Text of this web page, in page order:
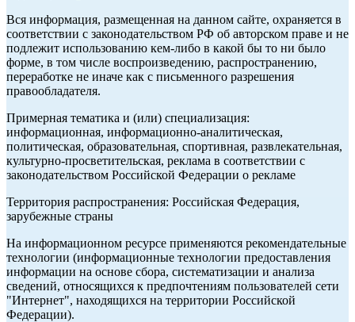
Вся информация, размещенная на данном сайте, охраняется в
соответствии с законодательством РФ об авторском праве и не
подлежит использованию кем-либо в какой бы то ни было
форме, в том числе воспроизведению, распространению,
переработке не иначе как с письменного разрешения
правообладателя.
Примерная тематика и (или) специализация:
информационная, информационно-аналитическая,
политическая, образовательная, спортивная, развлекательная,
культурно-просветительская, реклама в соответствии с
законодательством Российской Федерации о рекламе
Территория распространения: Российская Федерация,
зарубежные страны
На информационном ресурсе применяются рекомендательные
технологии (информационные технологии предоставления
информации на основе сбора, систематизации и анализа
сведений, относящихся к предпочтениям пользователей сети
"Интернет", находящихся на территории Российской
Федерации).